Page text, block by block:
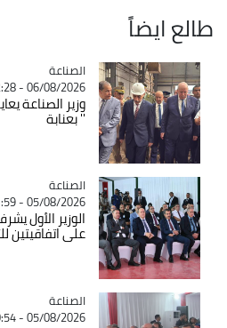
طالع ايضاً
Catégorie
الصناعة
06/08/2026 - 12:28
وزير الصناعة
'' بعنابة
Catégorie
الصناعة
05/08/2026 - 11:59
الوزير الأول
على اتفاقيتين
Catégorie
الصناعة
05/08/2026 - 10:54